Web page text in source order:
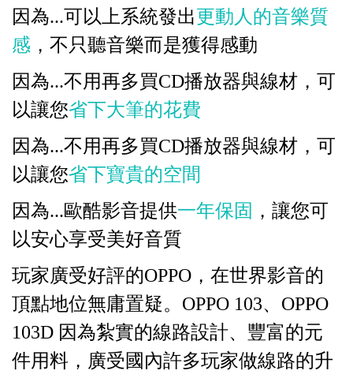
因為...可以上系統發出更動人的音樂質
感 ，不只聽音樂而是獲得感動
因為...不用再多買CD播放器與線材，可
以讓您省下大筆的花費
因為...不用再多買CD播放器與線材，可
以讓您省下寶貴的空間
因為...歐酷影音提供一年保固 ，讓您可
以安心享受美好音質
玩家廣受好評的OPPO ，在世界影音的
頂點地位無庸置疑。 OPPO 103、 OPPO
103D 因為紮實的線路設計、豐富的元
件用料，廣受 國 內許多玩家做線路的升